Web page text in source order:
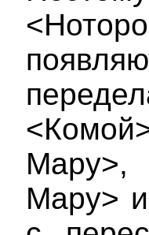
Мару>,
Мару>